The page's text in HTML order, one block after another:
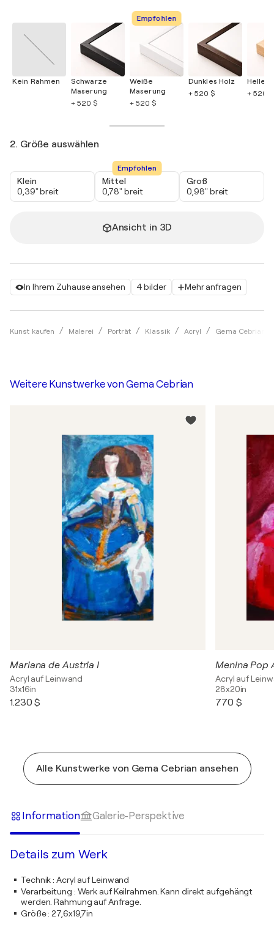
In Ihrem Zuhause ansehen 4 bilder Mehr anfragen
Kunst kaufen Malerei Porträt Klassik Acryl Gema Cebrian
Kein Rahmen
Schwarze
Maserung
+ 520 $
Empfohlen
Weiße
Maserung
+ 520 $
Dunkles Holz
+ 520 $
Helles
+ 520 $
2. Größe auswählen
Klein
0,39" breit
Empfohlen
Mittel
0,78" breit
Groß
0,98" breit
Ansicht in 3D
Weitere Kunstwerke vonGema Cebrian
Mariana de Austria I
Acryl auf Leinwand
31x16in
1.230 $
Menina Pop
Acryl auf
28x20in
770 $
Alle Kunstwerke von Gema Cebrian ansehen
Information Galerie-Perspektive
Details zum Werk
Technik:Acryl auf Leinwand
Verarbeitung : Werk auf Keilrahmen. Kann direkt aufgehängt
werden. Rahmung auf Anfrage.
Größe:27,6x19,7in